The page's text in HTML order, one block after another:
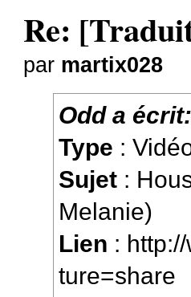
Re:
par martix028
Odd a écrit:
Type :
Sujet :
Melanie)
Lien :
ture=share